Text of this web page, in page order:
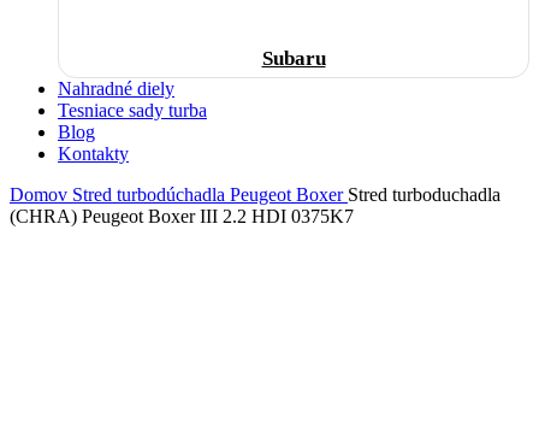
Subaru
Nahradné diely
Tesniace sady turba
Blog
Kontakty
Domov Stred turbodúchadla Peugeot Boxer Stred turboduchadla
(CHRA) Peugeot Boxer III 2.2 HDI 0375K7